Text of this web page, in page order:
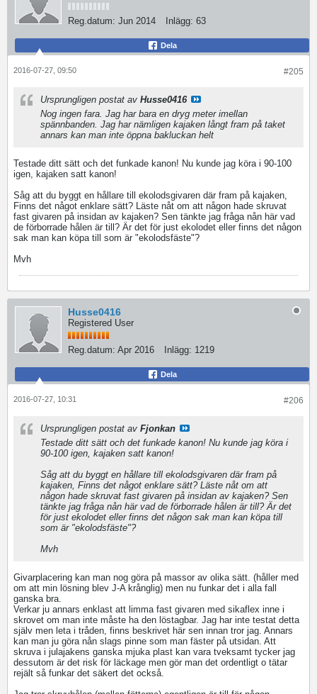
Reg.datum: Jun 2014 Inlägg: 63
Dela
#205
2016-07-27, 09:50
Ursprungligen postat av Husse0416
Nog ingen fara. Jag har bara en dryg meter imellan
spännbanden. Jag har nämligen kajaken långt fram på taket
annars kan man inte öppna bakluckan helt
Testade ditt sätt och det funkade kanon! Nu kunde jag köra i 90-100
igen, kajaken satt kanon!
Såg att du byggt en hållare till ekolodsgivaren där fram på kajaken,
Finns det något enklare sätt? Läste nåt om att någon hade skruvat
fast givaren på insidan av kajaken? Sen tänkte jag fråga nån här vad
de förborrade hålen är till? Är det för just ekolodet eller finns det någon
sak man kan köpa till som är "ekolodsfäste"?
Mvh
Husse0416
Registered User
Reg.datum: Apr 2016 Inlägg: 1219
Dela
#206
2016-07-27, 10:31
Ursprungligen postat av Fjonkan
Testade ditt sätt och det funkade kanon! Nu kunde jag köra i
90-100 igen, kajaken satt kanon!
Såg att du byggt en hållare till ekolodsgivaren där fram på
kajaken, Finns det något enklare sätt? Läste nåt om att
någon hade skruvat fast givaren på insidan av kajaken? Sen
tänkte jag fråga nån här vad de förborrade hålen är till? Är det
för just ekolodet eller finns det någon sak man kan köpa till
som är "ekolodsfäste"?
Mvh
Givarplacering kan man nog göra på massor av olika sätt. (håller med
om att min lösning blev J-A krånglig) men nu funkar det i alla fall
ganska bra.
Verkar ju annars enklast att limma fast givaren med sikaflex inne i
skrovet om man inte måste ha den löstagbar. Jag har inte testat detta
själv men leta i tråden, finns beskrivet här sen innan tror jag. Annars
kan man ju göra nån slags pinne som man fäster på utsidan. Att
skruva i julajakens ganska mjuka plast kan vara tveksamt tycker jag
dessutom är det risk för läckage men gör man det ordentligt o tätar
rejält så funkar det säkert det också.